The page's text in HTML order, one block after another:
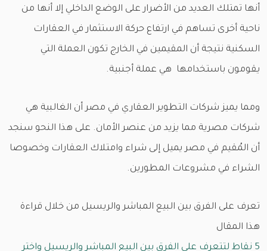
أنها تمتلك العديد من الأضرار على الوضع الداخلي إلا أنها من
ناحية أخرى تساهم في ارتفاع حركة الاستثمار في العقارات
السكنية نتيجة أن المقيمين في الخارج تكون العملة التي
يقومون باستخدامها هي عملة أجنبية.
ومما يميز شركات التطوير العقاري في مصر أن الغالبية هي
شركات مصرية مما يزيد من عنصر الأمان. على هذا النحو سنجد
أن المُقيم في مصر يميل إلى شراء وامتلاك العقارات وخصوصا
الشراء في مشروعات المطورين.
تعرف على الفرق بين البيع المباشر والريسيل من خلال قراءة
هذا المقال
5 نقاط لتتعرف على الفرق بين البيع المباشر والريسيل واختر